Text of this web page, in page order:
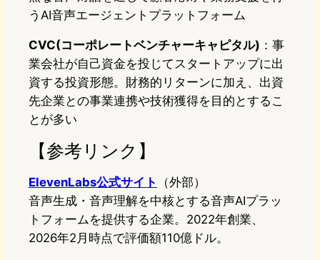
うAI音声エージェントプラットフォーム
CVC(コーポレートベンチャーキャピタル) ：事
業会社が自己資金を投じてスタートアップに出
資する投資形態。財務的リターンに加え、出資
先企業との事業連携や技術獲得を目的とするこ
とが多い
【参考リンク】
ElevenLabs公式サイト
（外部）
音声生成・音声理解を中核とする音声AIプラッ
トフォームを提供する企業。2022年創業、
2026年2月時点で評価額110億ドル。